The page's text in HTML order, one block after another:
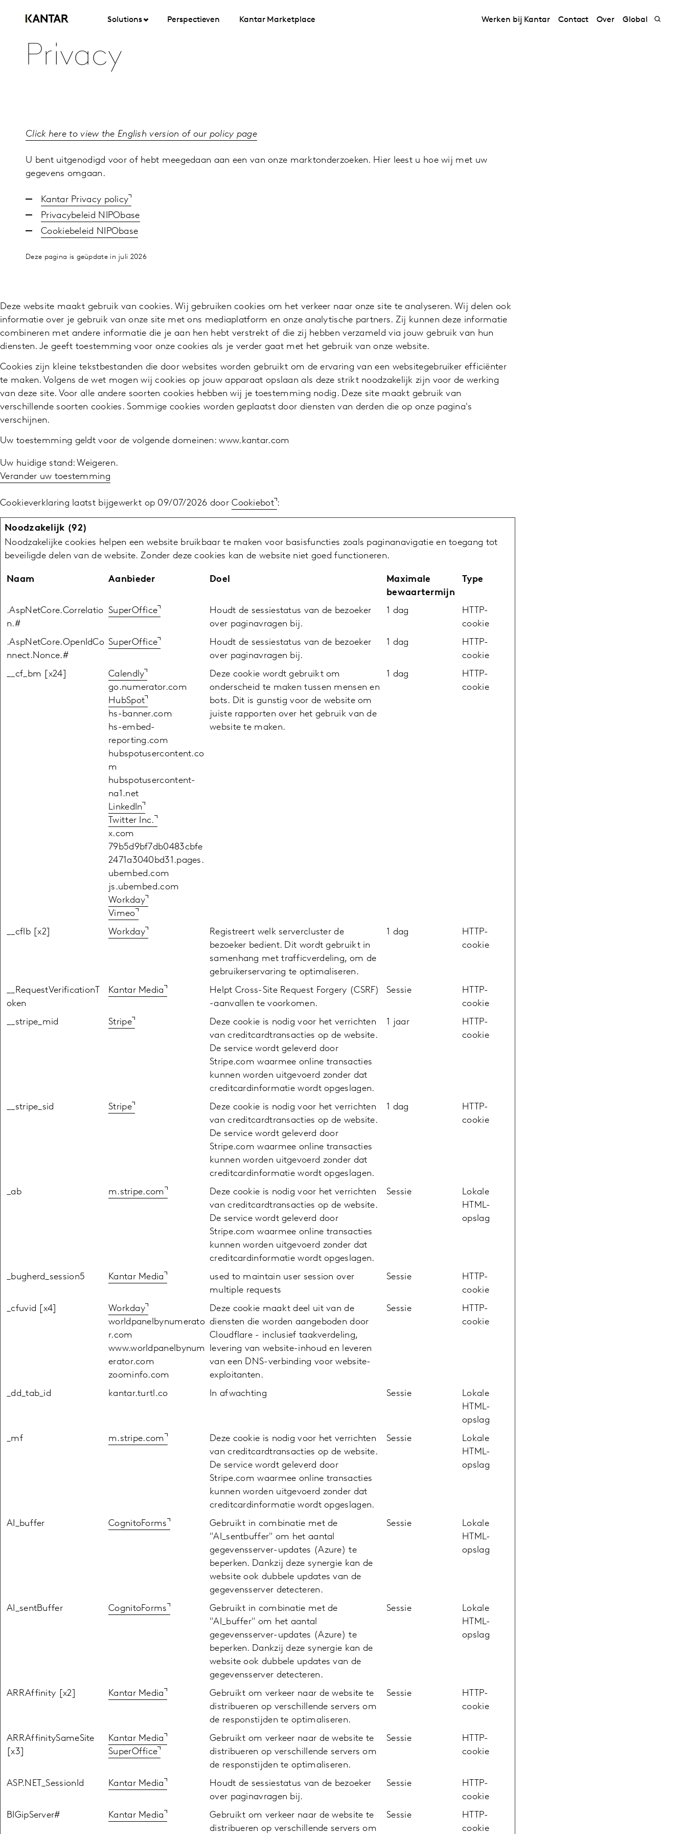
Solutions Perspectieven Kantar Marketplace Werken bij Kantar Contact Over Global
Privacy
Click here to view the English version of our policy page
U bent uitgenodigd voor of hebt meegedaan aan een van onze marktonderzoeken. Hier leest u hoe wij met uw
gegevens omgaan.
Kantar Privacy policy
Privacybeleid NIPObase
Cookiebeleid NIPObase
Deze pagina is geüpdate in juli 2026
Deze website maakt gebruik van cookies. Wij gebruiken cookies om het verkeer naar onze site te analyseren. Wij delen ook
informatie over je gebruik van onze site met ons mediaplatform en onze analytische partners. Zij kunnen deze informatie
combineren met andere informatie die je aan hen hebt verstrekt of die zij hebben verzameld via jouw gebruik van hun
diensten. Je geeft toestemming voor onze cookies als je verder gaat met het gebruik van onze website.
Cookies zijn kleine tekstbestanden die door websites worden gebruikt om de ervaring van een websitegebruiker efficiënter
te maken. Volgens de wet mogen wij cookies op jouw apparaat opslaan als deze strikt noodzakelijk zijn voor de werking
van deze site. Voor alle andere soorten cookies hebben wij je toestemming nodig. Deze site maakt gebruik van
verschillende soorten cookies. Sommige cookies worden geplaatst door diensten van derden die op onze pagina's
verschijnen.
Uw toestemming geldt voor de volgende domeinen: www.kantar.com
Uw huidige stand: Weigeren.
Verander uw toestemming
Cookieverklaring laatst bijgewerkt op 09/07/2026 doorCookiebot :
Noodzakelijk (92)
Noodzakelijke cookies helpen een website bruikbaar te maken voor basisfuncties zoals paginanavigatie en toegang tot
beveiligde delen van de website. Zonder deze cookies kan de website niet goed functioneren.
Naam Aanbieder Doel
Maximale
bewaartermijn
Type
.AspNetCore.Correlatio
n.#
SuperOffice
Houdt de sessiestatus van de bezoeker
over paginavragen bij.
1 dag
HTTP-
cookie
.AspNetCore.OpenIdCo
nnect.Nonce.#
SuperOffice
Houdt de sessiestatus van de bezoeker
over paginavragen bij.
1 dag
HTTP-
cookie
__cf_bm [x24]
Calendly
go.numerator.com
HubSpot
hs-banner.com
hs-embed-
reporting.com
hubspotusercontent.co
m
hubspotusercontent-
na1.net
LinkedIn
Twitter Inc.
x.com
79b5d9bf7db0483cbfe
2471a3040bd31.pages.
ubembed.com
js.ubembed.com
Workday
Vimeo
Deze cookie wordt gebruikt om
onderscheid te maken tussen mensen en
bots. Dit is gunstig voor de website om
juiste rapporten over het gebruik van de
website te maken.
1 dag
HTTP-
cookie
__cflb [x2] Workday
Registreert welk servercluster de
bezoeker bedient. Dit wordt gebruikt in
samenhang met trafficverdeling, om de
gebruikerservaring te optimaliseren.
1 dag
HTTP-
cookie
__RequestVerificationT
oken
Kantar Media
Helpt Cross-Site Request Forgery (CSRF)
-aanvallen te voorkomen.
Sessie
HTTP-
cookie
__stripe_mid
Stripe
Deze cookie is nodig voor het verrichten
van creditcardtransacties op de website.
De service wordt geleverd door
Stripe.com waarmee online transacties
kunnen worden uitgevoerd zonder dat
creditcardinformatie wordt opgeslagen.
1 jaar
HTTP-
cookie
__stripe_sid Stripe
Deze cookie is nodig voor het verrichten
van creditcardtransacties op de website.
De service wordt geleverd door
Stripe.com waarmee online transacties
kunnen worden uitgevoerd zonder dat
creditcardinformatie wordt opgeslagen.
1 dag
HTTP-
cookie
_ab m.stripe.com
Deze cookie is nodig voor het verrichten
van creditcardtransacties op de website.
De service wordt geleverd door
Stripe.com waarmee online transacties
kunnen worden uitgevoerd zonder dat
creditcardinformatie wordt opgeslagen.
Sessie
Lokale
HTML-
opslag
_bugherd_session5 Kantar Media
used to maintain user session over
multiple requests
Sessie
HTTP-
cookie
_cfuvid [x4]
Workday
worldpanelbynumerato
r.com
www.worldpanelbynum
erator.com
zoominfo.com
Deze cookie maakt deel uit van de
diensten die worden aangeboden door
Cloudflare - inclusief taakverdeling,
levering van website-inhoud en leveren
van een DNS-verbinding voor website-
exploitanten.
Sessie
HTTP-
cookie
_dd_tab_id kantar.turtl.co In afwachting Sessie
Lokale
HTML-
opslag
_mf
m.stripe.com
Deze cookie is nodig voor het verrichten
van creditcardtransacties op de website.
De service wordt geleverd door
Stripe.com waarmee online transacties
kunnen worden uitgevoerd zonder dat
creditcardinformatie wordt opgeslagen.
Sessie
Lokale
HTML-
opslag
AI_buffer CognitoForms
Gebruikt in combinatie met de
"AI_sentbuffer" om het aantal
gegevensserver-updates (Azure) te
beperken. Dankzij deze synergie kan de
website ook dubbele updates van de
gegevensserver detecteren.
Sessie
Lokale
HTML-
opslag
AI_sentBuffer CognitoForms
Gebruikt in combinatie met de
"AI_buffer" om het aantal
gegevensserver-updates (Azure) te
beperken. Dankzij deze synergie kan de
website ook dubbele updates van de
gegevensserver detecteren.
Sessie
Lokale
HTML-
opslag
ARRAffinity [x2] Kantar Media
Gebruikt om verkeer naar de website te
distribueren op verschillende servers om
de responstijden te optimaliseren.
Sessie
HTTP-
cookie
ARRAffinitySameSite
[x3]
Kantar Media
SuperOffice
Gebruikt om verkeer naar de website te
distribueren op verschillende servers om
de responstijden te optimaliseren.
Sessie
HTTP-
cookie
ASP.NET_SessionId Kantar Media
Houdt de sessiestatus van de bezoeker
over paginavragen bij.
Sessie
HTTP-
cookie
BIGipServer#
Kantar Media
Gebruikt om verkeer naar de website te
distribueren op verschillende servers om
Sessie
HTTP-
cookie